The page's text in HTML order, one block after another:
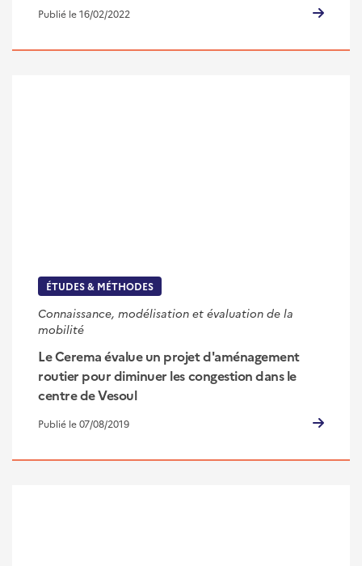
Publié le 16/02/2022
ÉTUDES & MÉTHODES
Connaissance, modélisation et évaluation de la
mobilité
Le Cerema évalue un projet d'aménagement
routier pour diminuer les congestion dans le
centre de Vesoul
Publié le 07/08/2019